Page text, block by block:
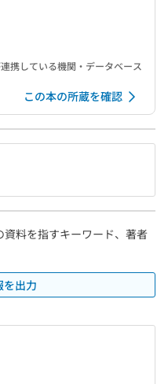
携している機関・データベース
この本の所蔵を確認
料を指すキーワード、著者
を出力